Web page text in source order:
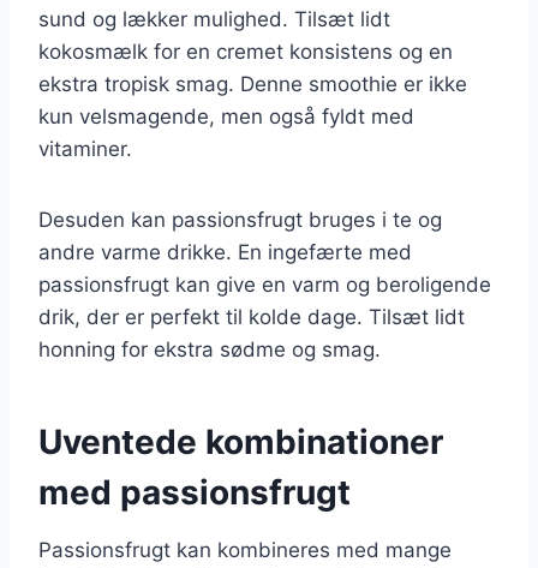
sund og lækker mulighed. Tilsæt lidt
kokosmælk for en cremet konsistens og en
ekstra tropisk smag. Denne smoothie er ikke
kun velsmagende, men også fyldt med
vitaminer.
Desuden kan passionsfrugt bruges i te og
andre varme drikke. En ingefærte med
passionsfrugt kan give en varm og beroligende
drik, der er perfekt til kolde dage. Tilsæt lidt
honning for ekstra sødme og smag.
Uventede kombinationer
med passionsfrugt
Passionsfrugt kan kombineres med mange